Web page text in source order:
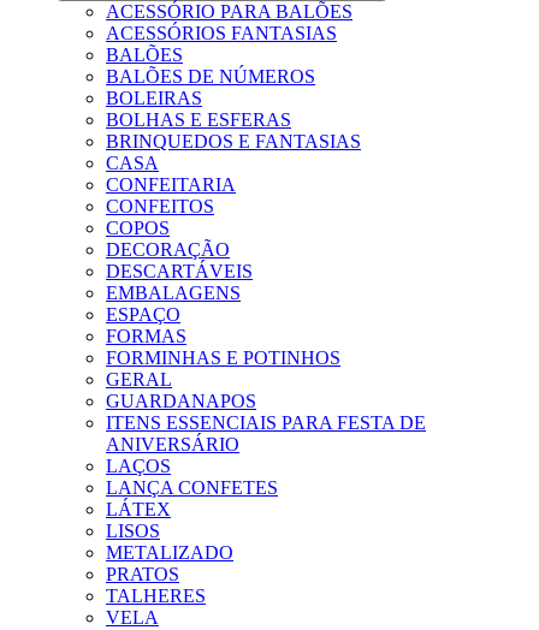
ACESSÓRIO PARA BALÕES
ACESSÓRIOS FANTASIAS
BALÕES
BALÕES DE NÚMEROS
BOLEIRAS
BOLHAS E ESFERAS
BRINQUEDOS E FANTASIAS
CASA
CONFEITARIA
CONFEITOS
COPOS
DECORAÇÃO
DESCARTÁVEIS
EMBALAGENS
ESPAÇO
FORMAS
FORMINHAS E POTINHOS
GERAL
GUARDANAPOS
ITENS ESSENCIAIS PARA FESTA DE
ANIVERSÁRIO
LAÇOS
LANÇA CONFETES
LÁTEX
LISOS
METALIZADO
PRATOS
TALHERES
VELA